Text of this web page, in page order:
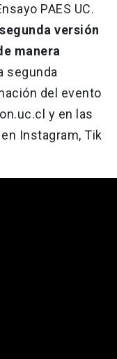
PAES UC.
versión
manera
segunda
del evento
y en las
Instagram, Tik